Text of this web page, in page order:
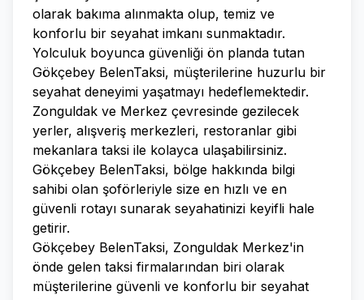
olarak bakıma alınmakta olup, temiz ve
konforlu bir seyahat imkanı sunmaktadır.
Yolculuk boyunca güvenliği ön planda tutan
Gökçebey BelenTaksi, müşterilerine huzurlu bir
seyahat deneyimi yaşatmayı hedeflemektedir.
Zonguldak ve Merkez çevresinde gezilecek
yerler, alışveriş merkezleri, restoranlar gibi
mekanlara taksi ile kolayca ulaşabilirsiniz.
Gökçebey BelenTaksi, bölge hakkında bilgi
sahibi olan şoförleriyle size en hızlı ve en
güvenli rotayı sunarak seyahatinizi keyifli hale
getirir.
Gökçebey BelenTaksi, Zonguldak Merkez'in
önde gelen taksi firmalarından biri olarak
müşterilerine güvenli ve konforlu bir seyahat